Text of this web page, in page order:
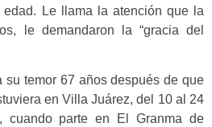
Le llama la atención que la
le demandaron la “gracia del
su temor 67 años después de que
en Villa Juárez, del 10 al 24
cuando parte en El Granma de